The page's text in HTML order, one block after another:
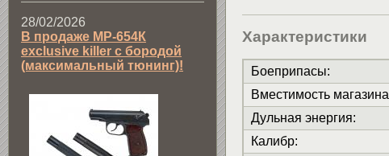
Характеристики
Боеприпасы:
Вместимость магазина
Дульная энергия:
Калибр:
28/02/2026
В продаже МР-654К
exclusive killer с бородой
(максимальный тюнинг)!